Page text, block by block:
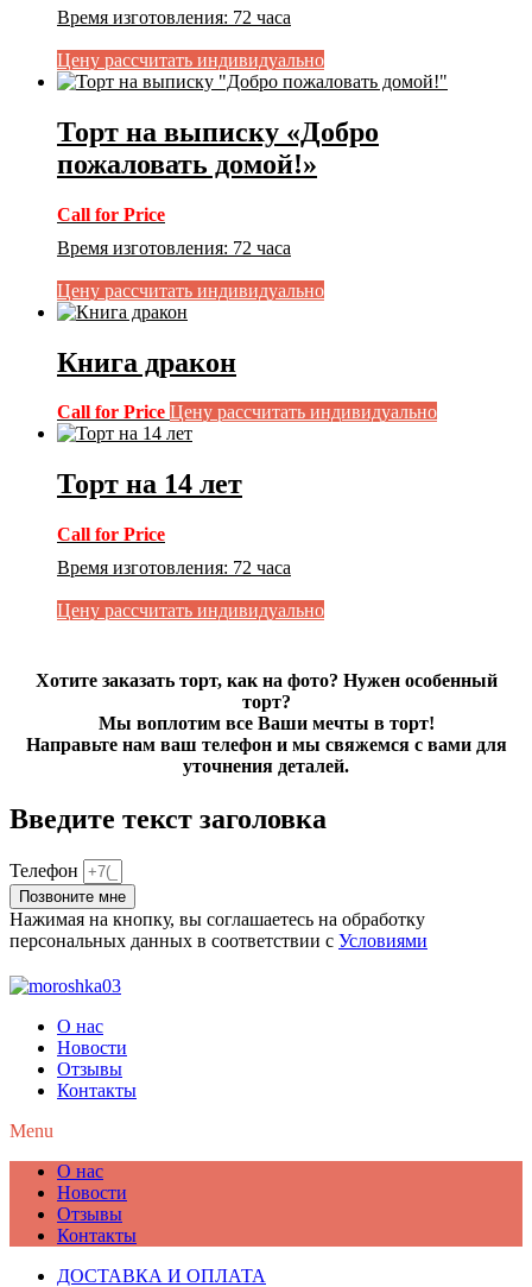
Время изготовления: 72 часа
Цену рассчитать индивидуально
Торт на выписку «Добро
пожаловать домой!»
Call for Price
Время изготовления: 72 часа
Цену рассчитать индивидуально
Книга дракон
Call for Price Цену рассчитать индивидуально
Торт на 14 лет
Call for Price
Время изготовления: 72 часа
Цену рассчитать индивидуально
Хотите заказать торт, как на фото? Нужен особенный
торт?
Мы воплотим все Ваши мечты в торт!
Направьте нам ваш телефон и мы свяжемся с вами для
уточнения деталей.
Введите текст заголовка
Телефон
Позвоните мне
Нажимая на кнопку, вы соглашаетесь на обработку
персональных данных в соответствии с Условиями
О нас
Новости
Отзывы
Контакты
Menu
О нас
Новости
Отзывы
Контакты
ДОСТАВКА И ОПЛАТА